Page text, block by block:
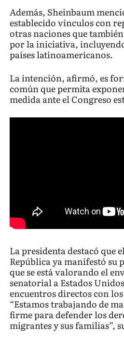
Además, Sheinbaum
establecido vínculos con
otras naciones que
por la iniciativa,
países latinoamericanos.
La intención, afirmó, es
común que permita
medida ante el Congreso
La presidenta destacó que
República ya manifestó su
que se está valorando el
senatorial a Estados
encuentros directos con
“Estamos trabajando de
firme para defender los
migrantes y sus familias”,